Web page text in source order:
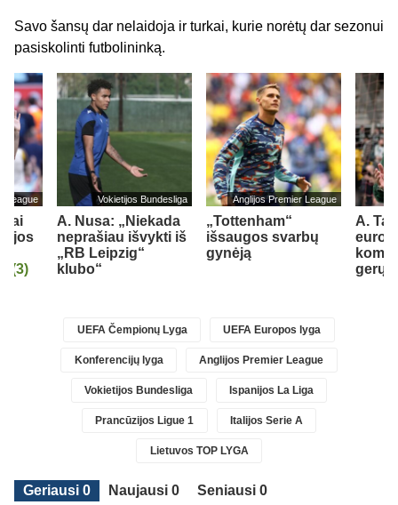
Savo šansų dar nelaidoja ir turkai, kurie norėtų dar sezonui
pasiskolinti futbolininką.
League
(3)
Vokietijos Bundesliga
A. Nusa: „Niekada
neprašiau išvykti iš
„RB Leipzig“
klubo“
Anglijos Premier League
„Tottenham“
išsaugos svarbų
gynėją
A.
gerų
UEFA Čempionų Lyga UEFA Europos lyga
Konferencijų lyga Anglijos Premier League
Vokietijos Bundesliga Ispanijos La Liga
Prancūzijos Ligue 1 Italijos Serie A
Lietuvos TOP LYGA
Geriausi 0 Naujausi 0
Seniausi 0